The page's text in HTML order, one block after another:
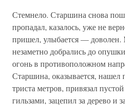
Стемнело. Старшина снова
пропадал, казалось, уже не
пришел, улыбается —
незаметно добрались до
огонь в противоположном
Старшина, оказывается,
триста метров, привязал
гильзами, зацепил за дерево и